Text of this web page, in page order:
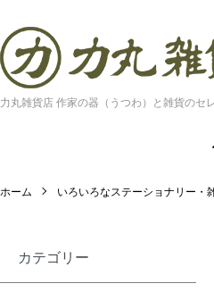
力丸雑貨店 作家の器（うつわ）と雑貨のセ
ホーム いろいろなステーショナリー・
カテゴリー